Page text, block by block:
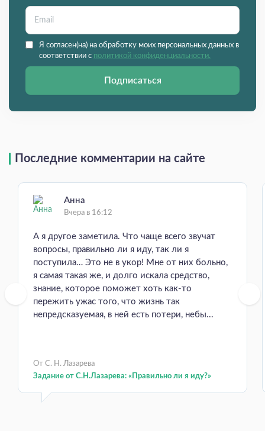
Я согласен(на) на обработку моих персональных данных в
соответствии с политикой конфиденциальности.
Подписаться
Последние комментарии на сайте
Анна
Вчера в 16:12
А я другое заметила. Что чаще всего звучат
вопросы, правильно ли я иду, так ли я
поступила… Это не в укор! Мне от них больно,
я самая такая же, и долго искала средство,
знание, которое поможет хоть как-то
пережить ужас того, что жизнь так
непредсказуемая, в ней есть потери, небы...
От С. Н. Лазарева
Задание от С.Н.Лазарева: «Правильно ли я иду?»